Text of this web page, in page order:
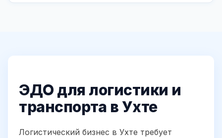
ЭДО для логистики и
транспорта в Ухте
Логистический бизнес в Ухте требует